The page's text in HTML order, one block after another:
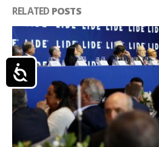
Acessibilidade
RELATED POSTS